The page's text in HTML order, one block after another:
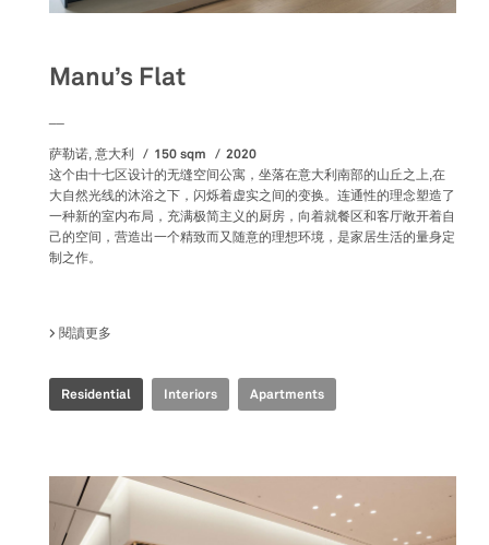
Manu’s Flat
萨勒诺, 意大利 150 sqm 2020
这个由十七区设计的无缝空间公寓，坐落在意大利南部的山丘之上,在
大自然光线的沐浴之下，闪烁着虚实之间的变换。连通性的理念塑造了
一种新的室内布局，充满极简主义的厨房，向着就餐区和客厅敞开着自
己的空间，营造出一个精致而又随意的理想环境，是家居生活的量身定
制之作。
閱讀更多
Residential Interiors Apartments